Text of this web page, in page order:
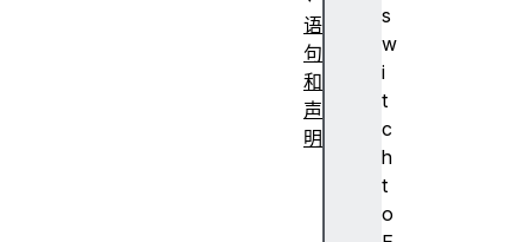
s
w
i
t
c
h
t
o
语
句
和
声
明